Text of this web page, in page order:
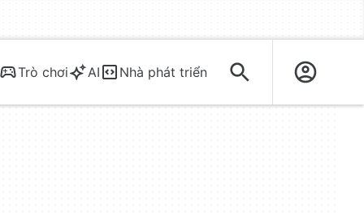
Trò chơi AI Nhà phát triển